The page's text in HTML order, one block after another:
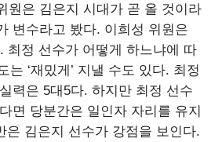
원은 김은지 시대가 곧 올 것이라
변수라고 봤다. 이희성 위원은
최정 선수가 어떻게 하느냐에 따
는 ‘재밌게’ 지낼 수도 있다. 최정
력은 5대5다. 하지만 최정 선수
면 당분간은 일인자 자리를 유지
은 김은지 선수가 강점을 보인다.